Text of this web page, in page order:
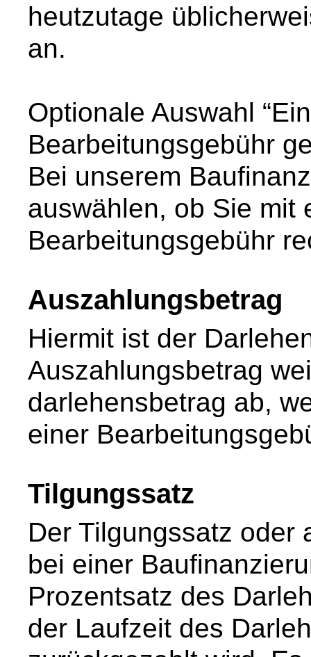
heutzutage
an.
Optionale Auswahl
Bearbeitungsgebühr
Bei unserem
auswählen, ob Sie mit
Bearbeitungsgebühr
Auszahlungsbetrag
Hiermit ist der
Auszahlungsbetrag
darlehensbetrag ab,
einer
Tilgungssatz
Der Tilgungssatz oder
bei einer
Prozentsatz des
der Laufzeit des